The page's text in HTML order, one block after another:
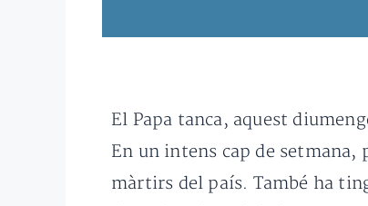
El Papa tanca, aquest
En un intens cap de setmana,
màrtirs del país. També ha